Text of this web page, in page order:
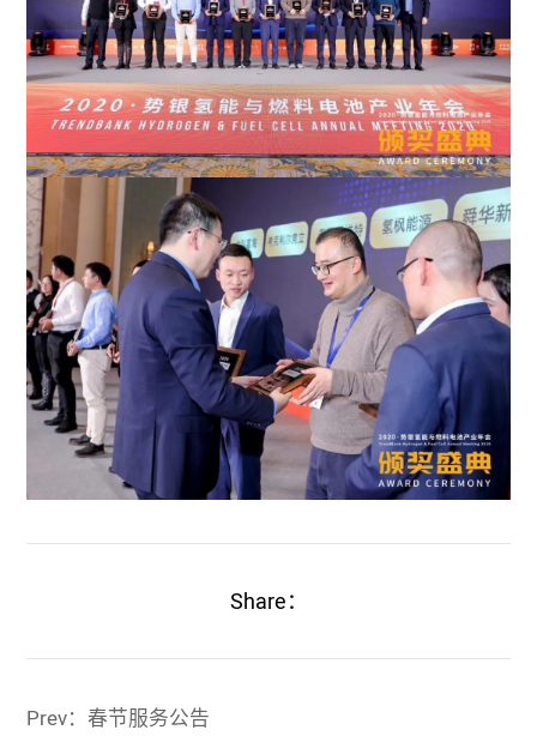
Share：
Prev：春节服务公告